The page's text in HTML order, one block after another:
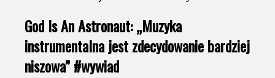
God Is An Astronaut: „Muzyka
instrumentalna jest zdecydowanie bardziej
niszowa” #wywiad